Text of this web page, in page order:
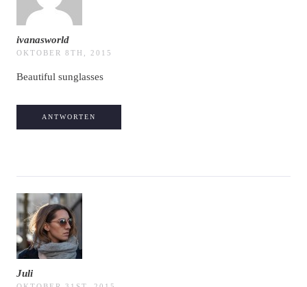
ivanasworld
OKTOBER 8TH, 2015
Beautiful sunglasses
ANTWORTEN
Juli